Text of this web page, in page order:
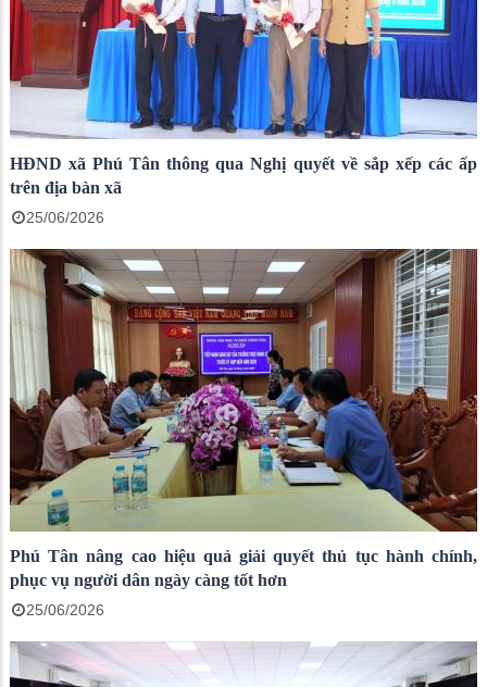
HĐND xã Phú Tân thông qua Nghị quyết về sắp xếp các ấp
trên địa bàn xã
25/06/2026
Phú Tân nâng cao hiệu quả giải quyết thủ tục hành chính,
phục vụ người dân ngày càng tốt hơn
25/06/2026